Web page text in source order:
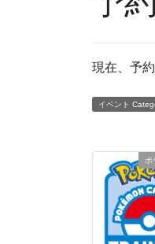
現在、予
イベント
ポ